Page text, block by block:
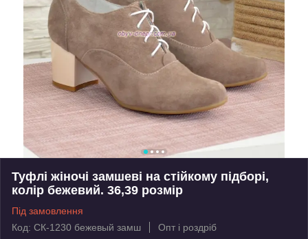
Туфлі жіночі замшеві на стійкому підборі,
колір бежевий. 36,39 розмір
Під замовлення
Код: СК-1230 бежевый замш
Опт і роздріб